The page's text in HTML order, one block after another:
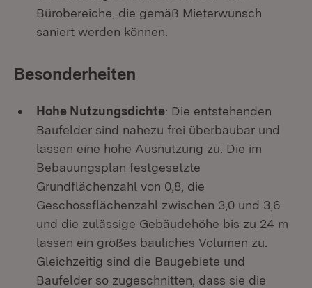
Bürobereiche, die gemäß Mieterwunsch
saniert werden können.
Besonderheiten
Hohe Nutzungsdichte: Die entstehenden
Baufelder sind nahezu frei überbaubar und
lassen eine hohe Ausnutzung zu. Die im
Bebauungsplan festgesetzte
Grundflächenzahl von 0,8, die
Geschossflächenzahl zwischen 3,0 und 3,6
und die zulässige Gebäudehöhe bis zu 24 m
lassen ein großes bauliches Volumen zu.
Gleichzeitig sind die Baugebiete und
Baufelder so zugeschnitten, dass sie die